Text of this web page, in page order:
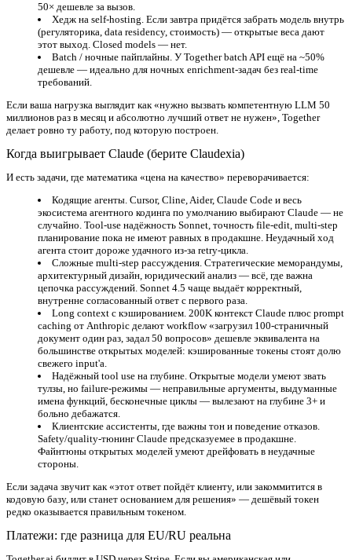
50× дешевле за вызов.
Хедж на self-hosting. Если завтра придётся забрать модель внутрь
(регуляторика, data residency, стоимость) — открытые веса дают
этот выход. Closed models — нет.
Batch / ночные пайплайны. У Together batch API ещё на ~50%
дешевле — идеально для ночных enrichment-задач без real-time
требований.
Если ваша нагрузка выглядит как «нужно вызвать компетентную LLM 50
миллионов раз в месяц и абсолютно лучший ответ не нужен», Together
делает ровно ту работу, под которую построен.
Когда выигрывает Claude (берите Claudexia)
И есть задачи, где математика «цена на качество» переворачивается:
Кодящие агенты. Cursor, Cline, Aider, Claude Code и весь
экосистема агентного кодинга по умолчанию выбирают Claude — не
случайно. Tool-use надёжность Sonnet, точность file-edit, multi-step
планирование пока не имеют равных в продакшне. Неудачный ход
агента стоит дороже удачного из-за retry-цикла.
Сложные multi-step рассуждения. Стратегические меморандумы,
архитектурный дизайн, юридический анализ — всё, где важна
цепочка рассуждений. Sonnet 4.5 чаще выдаёт корректный,
внутренне согласованный ответ с первого раза.
Long context с кэшированием. 200K контекст Claude плюс prompt
caching от Anthropic делают workflow «загрузил 100-страничный
документ один раз, задал 50 вопросов» дешевле эквивалента на
большинстве открытых моделей: кэшированные токены стоят долю
свежего input'а.
Надёжный tool use на глубине. Открытые модели умеют звать
тулзы, но failure-режимы — неправильные аргументы, выдуманные
имена функций, бесконечные циклы — вылезают на глубине 3+ и
больно дебажатся.
Клиентские ассистенты, где важны тон и поведение отказов.
Safety/quality-тюнинг Claude предсказуемее в продакшне.
Файнтюны открытых моделей умеют дрейфовать в неудачные
стороны.
Если задача звучит как «этот ответ пойдёт клиенту, или закоммитится в
кодовую базу, или станет основанием для решения» — дешёвый токен
редко оказывается правильным токеном.
Платежи: где разница для EU/RU реальна